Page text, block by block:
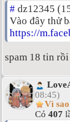
# dz12345
Vào đây thử
https://
spam 18 tin rồi
08:45)
Vì
Có 407